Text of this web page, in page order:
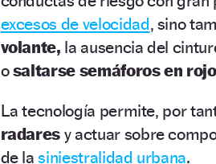
excesos de velocidad, sino
volante, la ausencia del
osaltarse semáforos en rojo
La tecnología permite, por
radares y actuar sobre
de lasiniestralidad urbana.